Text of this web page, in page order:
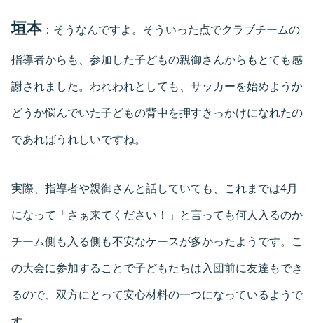
垣本：そうなんですよ。そういった点でクラブチームの
指導者からも、参加した子どもの親御さんからもとても感
謝されました。われわれとしても、サッカーを始めようか
どうか悩んでいた子どもの背中を押すきっかけになれたの
であればうれしいですね。
実際、指導者や親御さんと話していても、これまでは4月
になって「さぁ来てください！」と言っても何人入るのか
チーム側も入る側も不安なケースが多かったようです。こ
の大会に参加することで子どもたちは入団前に友達もでき
るので、双方にとって安心材料の一つになっているようで